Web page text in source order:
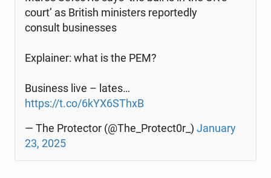
court’ as British mi­ni­sters re­por­te­dly
consult bu­si­nesses
Expla­iner: what is the PEM?
Bu­si­ness live – lates…
https://t.co/6kYX6SThxB
— The Pro­tec­tor (@The_Protect0r_) January
23, 2025